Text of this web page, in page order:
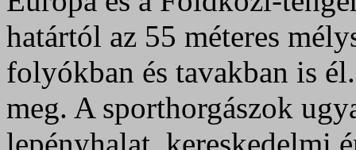
határtól az 55 méteres
folyókban és tavakban is
meg. A sporthorgászok